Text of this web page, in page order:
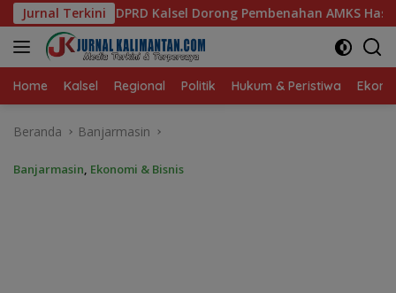
Langsung
ke
konten
Jurnal Terkini
Pembenahan AMKS Hasanuddin Ketua TP PKK
Home Kalsel Regional Politik Hukum & Peristiwa
Beranda Banjarmasin
Banjarmasin, Ekonomi & Bisnis